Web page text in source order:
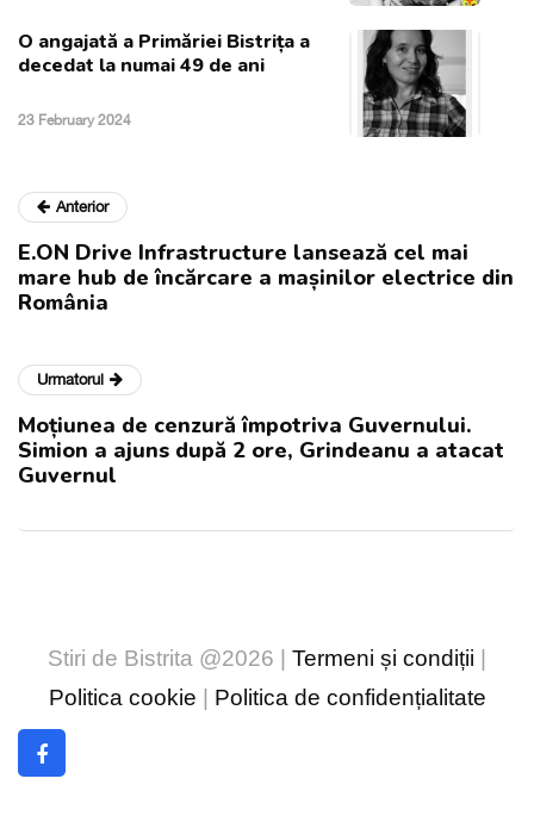
O angajată a Primăriei Bistrița a
decedat la numai 49 de ani
23 February 2024
Anterior
E.ON Drive Infrastructure lansează cel mai
mare hub de încărcare a mașinilor electrice din
România
Urmatorul
Moțiunea de cenzură împotriva Guvernului.
Simion a ajuns după 2 ore, Grindeanu a atacat
Guvernul
Stiri de Bistrita @2026 | Termeni și condiții
Politica cookie
Politica de confidențialitate